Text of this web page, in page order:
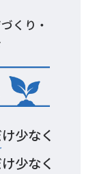
くり・
少なく
少なく